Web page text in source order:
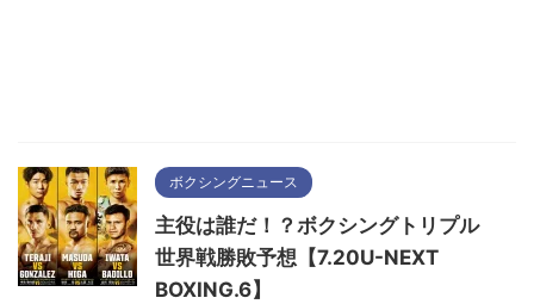
ボクシングニュース
主役は誰だ！？ボクシングトリプル
世界戦勝敗予想【7.20U-NEXT
BOXING.6】